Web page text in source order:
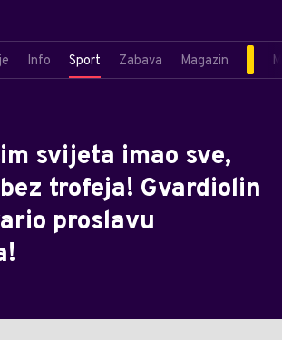
Info Sport Zabava Magazin
svijeta imao sve,
trofeja! Gvardiolin
proslavu